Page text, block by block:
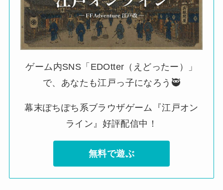
ゲーム内SNS「EDOtter（えどったー）」
で、あなたも江戸っ子になろう🥷
幕末ぽちぽち系ブラウザゲーム『江戸オン
ライン』好評配信中！
無料で遊ぶ